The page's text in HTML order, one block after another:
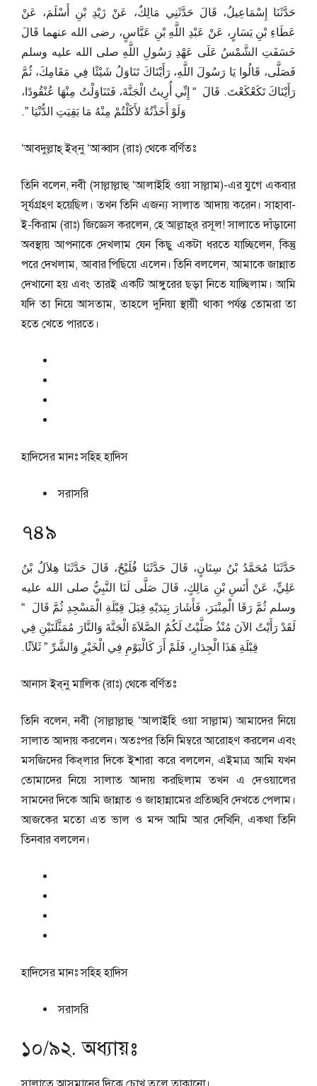
حَدَّثَنَا إِسْمَاعِيلُ، قَالَ حَدَّثَنِي مَالِكٌ، عَنْ زَيْدِ بْنِ أَسْلَمَ، عَنْ
عَطَاءِ بْنِ يَسَارٍ، عَنْ عَبْدِ اللَّهِ بْنِ عَبَّاسٍ، رضى الله عنهما قَالَ
خَسَفَتِ الشَّمْسُ عَلَى عَهْدِ رَسُولِ اللَّهِ صلى الله عليه وسلم
فَصَلَّى، قَالُوا يَا رَسُولَ اللَّهِ، رَأَيْنَاكَ تَنَاوَلُ شَيْئًا فِي مَقَامِكَ، ثُمَّ
رَأَيْنَاكَ تَكَعْكَعْتَ‏.‏ قَالَ ‏ “‏ إِنِّي أُرِيتُ الْجَنَّةَ، فَتَنَاوَلْتُ مِنْهَا عُنْقُودًا،
وَلَوْ أَخَذْتُهُ لأَكَلْتُمْ مِنْهُ مَا بَقِيَتِ الدُّنْيَا ‏”‏‏.‏
‘আবদুল্লাহ্‌ ইব্‌নু ‘আব্বাস (রাঃ) থেকে বর্ণিতঃ
তিনি বলেন, নবী (সাল্লাল্লাহু ‘আলাইহি ওয়া সাল্লাম)-এর যুগে একবার
সূর্যগ্রহণ হয়েছিল। তখন তিনি এজন্য সালাত আদায় করেন। সাহাবা-
ই-কিরাম (রাঃ) জিজ্ঞেস করলেন, হে আল্লাহ্‌র রসূল! সালাতে দাঁড়ানো
অবস্থায় আপনাকে দেখলাম যেন কিছু একটা ধরতে যাচ্ছিলেন, কিন্তু
পরে দেখলাম, আবার পিছিয়ে এলেন। তিনি বললেন, আমাকে জান্নাত
দেখানো হয় এবং তারই একটি আঙ্গুরের ছড়া নিতে যাচ্ছিলাম। আমি
যদি তা নিয়ে আসতাম, তাহলে দুনিয়া স্থায়ী থাকা পর্যন্ত তোমরা তা
হতে খেতে পারতে।
হাদিসের মানঃসহিহ হাদিস
সরাসরি
৭৪৯
حَدَّثَنَا مُحَمَّدُ بْنُ سِنَانٍ، قَالَ حَدَّثَنَا فُلَيْحٌ، قَالَ حَدَّثَنَا هِلاَلُ بْنُ
عَلِيٍّ، عَنْ أَنَسِ بْنِ مَالِكٍ، قَالَ صَلَّى لَنَا النَّبِيُّ صلى الله عليه
وسلم ثُمَّ رَقَا الْمِنْبَرَ، فَأَشَارَ بِيَدَيْهِ قِبَلَ قِبْلَةِ الْمَسْجِدِ ثُمَّ قَالَ ‏ “‏
لَقَدْ رَأَيْتُ الآنَ مُنْذُ صَلَّيْتُ لَكُمُ الصَّلاَةَ الْجَنَّةَ وَالنَّارَ مُمَثَّلَتَيْنِ فِي
قِبْلَةِ هَذَا الْجِدَارِ، فَلَمْ أَرَ كَالْيَوْمِ فِي الْخَيْرِ وَالشَّرِّ ‏”‏ ثَلاَثًا‏.‏
আনাস ইব্‌নু মালিক (রাঃ) থেকে বর্ণিতঃ
তিনি বলেন, নবী (সাল্লাল্লাহু ‘আলাইহি ওয়া সাল্লাম) আমাদের নিয়ে
সালাত আদায় করলেন। অতঃপর তিনি মিম্বরে আরোহণ করলেন এবং
মসজিদের কিব্‌লার দিকে ইশারা করে বললেন, এইমাত্র আমি যখন
তোমাদের নিয়ে সালাত আদায় করছিলাম তখন এ দেওয়ালের
সামনের দিকে আমি জান্নাত ও জাহান্নামের প্রতিচ্ছবি দেখতে পেলাম।
আজকের মতো এত ভাল ও মন্দ আমি আর দেখিনি, একথা তিনি
তিনবার বললেন।
হাদিসের মানঃসহিহ হাদিস
সরাসরি
১০/৯২. অধ্যায়ঃ